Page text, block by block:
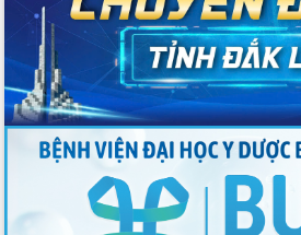
Gỡ khó, khởi công xây dựng, sửa chữa
toàn bộ nhà ở cho hộ dân đúng tiến độ
đề ra
UBND tỉnh Đắk Lắk tổng kết công tác
quốc phòng, quân sự địa phương năm
2025
Tập trung triển khai quyết liệt, đồng bộ
các giải pháp nhằm thực hiện hiệu quả
các nhiệm vụ đề ra năm 2025
Phát huy vai trò của người có uy tín